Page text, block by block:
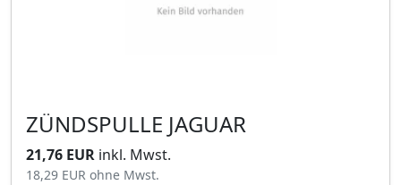
ZÜNDSPULLE JAGUAR
21,76 EUR inkl. Mwst.
18,29 EUR ohne Mwst.